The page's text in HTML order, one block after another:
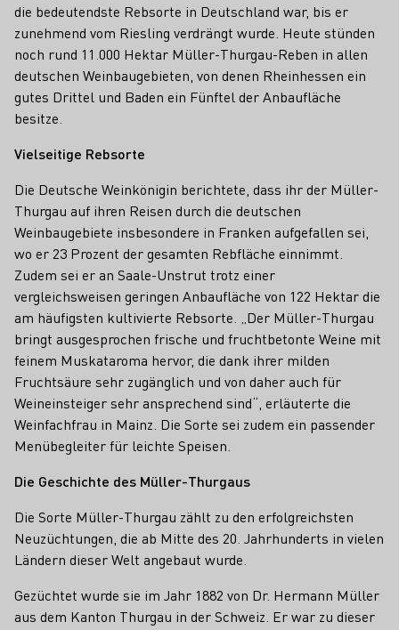
die bedeutendste Rebsorte in Deutschland war, bis er
zunehmend vom Riesling verdrängt wurde. Heute stünden
noch rund 11.000 Hektar Müller-Thurgau-Reben in allen
deutschen Weinbaugebieten, von denen Rheinhessen ein
gutes Drittel und Baden ein Fünftel der Anbaufläche
besitze.
Vielseitige Rebsorte
Die Deutsche Weinkönigin berichtete, dass ihr der Müller-
Thurgau auf ihren Reisen durch die deutschen
Weinbaugebiete insbesondere in Franken aufgefallen sei,
wo er 23 Prozent der gesamten Rebfläche einnimmt.
Zudem sei er an Saale-Unstrut trotz einer
vergleichsweisen geringen Anbaufläche von 122 Hektar die
am häufigsten kultivierte Rebsorte. „Der Müller-Thurgau
bringt ausgesprochen frische und fruchtbetonte Weine mit
feinem Muskataroma hervor, die dank ihrer milden
Fruchtsäure sehr zugänglich und von daher auch für
Weineinsteiger sehr ansprechend sind“, erläuterte die
Weinfachfrau in Mainz. Die Sorte sei zudem ein passender
Menübegleiter für leichte Speisen.
Die Geschichte des Müller-Thurgaus
Die Sorte Müller-Thurgau zählt zu den erfolgreichsten
Neuzüchtungen, die ab Mitte des 20. Jahrhunderts in vielen
Ländern dieser Welt angebaut wurde.
Gezüchtet wurde sie im Jahr 1882 von Dr. Hermann Müller
aus dem Kanton Thurgau in der Schweiz. Er war zu dieser